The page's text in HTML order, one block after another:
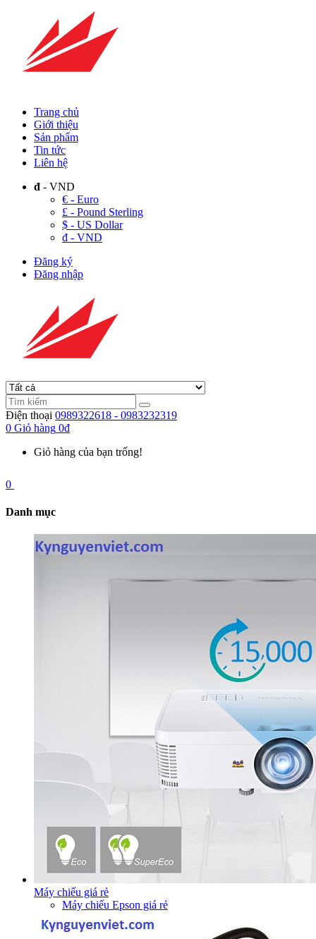
Trang chủ
Giới thiệu
Sản phẩm
Tin tức
Liên hệ
đ - VND
€ - Euro
£ - Pound Sterling
$ - US Dollar
đ - VND
Đăng ký
Đăng nhập
Điện thoại 0989322618 - 0983232319
0 Giỏ hàng 0đ
Giỏ hàng của bạn trống!
0
Danh mục
Máy chiếu giá rẻ
Máy chiếu Epson giá rẻ